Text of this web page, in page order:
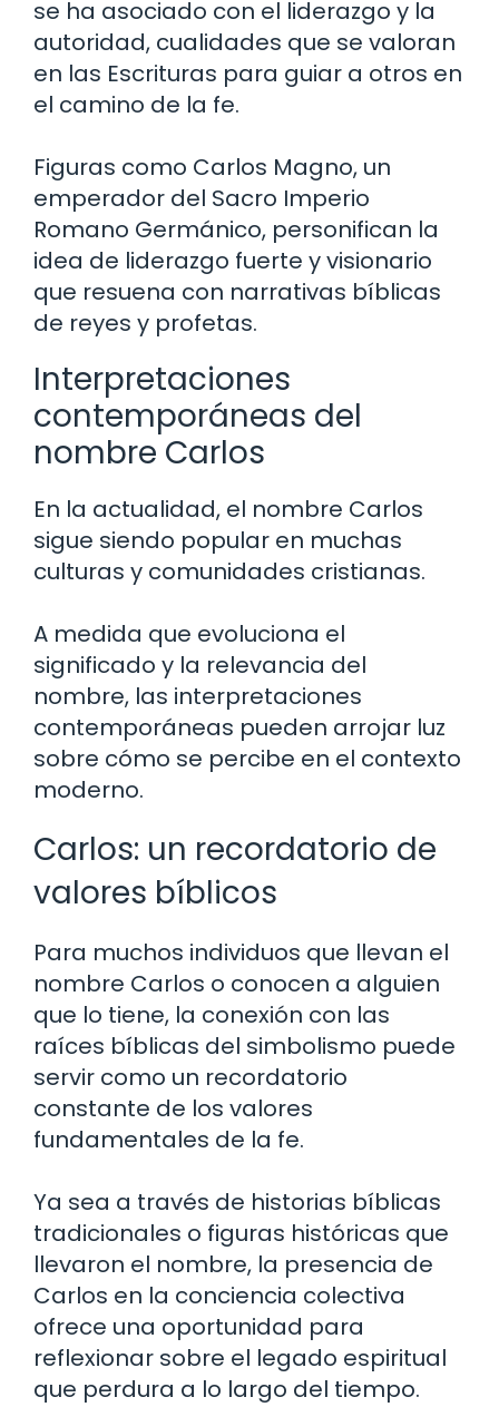
se ha asociado con el liderazgo y la
autoridad, cualidades que se valoran
en las Escrituras para guiar a otros en
el camino de la fe.
Figuras como Carlos Magno, un
emperador del Sacro Imperio
Romano Germánico, personifican la
idea de liderazgo fuerte y visionario
que resuena con narrativas bíblicas
de reyes y profetas.
Interpretaciones
contemporáneas del
nombre Carlos
En la actualidad, el nombre Carlos
sigue siendo popular en muchas
culturas y comunidades cristianas.
A medida que evoluciona el
significado y la relevancia del
nombre, las interpretaciones
contemporáneas pueden arrojar luz
sobre cómo se percibe en el contexto
moderno.
Carlos: un recordatorio de
valores bíblicos
Para muchos individuos que llevan el
nombre Carlos o conocen a alguien
que lo tiene, la conexión con las
raíces bíblicas del simbolismo puede
servir como un recordatorio
constante de los valores
fundamentales de la fe.
Ya sea a través de historias bíblicas
tradicionales o figuras históricas que
llevaron el nombre, la presencia de
Carlos en la conciencia colectiva
ofrece una oportunidad para
reflexionar sobre el legado espiritual
que perdura a lo largo del tiempo.